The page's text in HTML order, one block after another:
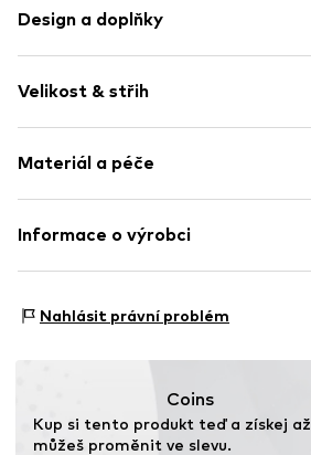
Design a doplňky
žerzej
Švy tón v tónu
Měkký povrch
Položka č. GNT4342002000001
Velikost & střih
Materiál a péče
Materiál: 95% Bavlna, 5% Elastan
Informace o výrobci
59439 Holzwickede
Nahlásit právní problém
Coins
Kup si tento produkt teď a získej až
můžeš proměnit ve slevu.